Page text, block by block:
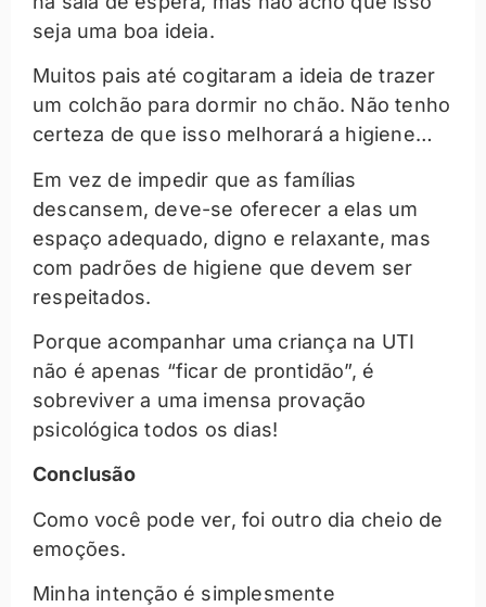
seja uma boa ideia.
Muitos pais até cogitaram a ideia de trazer
um colchão para dormir no chão. Não tenho
certeza de que isso melhorará a higiene…
Em vez de impedir que as famílias
descansem, deve-se oferecer a elas um
espaço adequado, digno e relaxante, mas
com padrões de higiene que devem ser
respeitados.
Porque acompanhar uma criança na UTI
não é apenas “ficar de prontidão”, é
sobreviver a uma imensa provação
psicológica todos os dias!
Conclusão
Como você pode ver, foi outro dia cheio de
emoções.
Minha intenção é simplesmente